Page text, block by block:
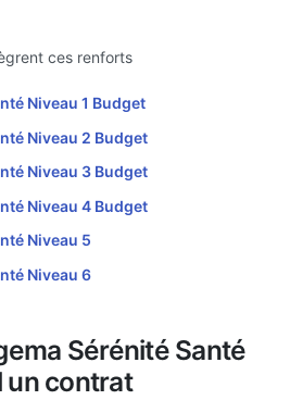
ces renforts
Niveau 1 Budget
Niveau 2 Budget
Niveau 3 Budget
Niveau 4 Budget
Niveau 5
Niveau 6
Sérénité Santé
un contrat